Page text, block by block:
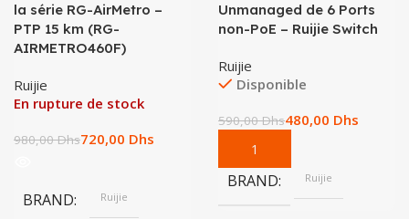
la série RG-AirMetro –
PTP 15 km (RG-
AIRMETRO460F)
Ruijie
En rupture de stock
980,00Dhs720,00 Dhs
BRAND Ruijie
Unmanaged de 6 Ports
non-PoE – Ruijie Switch
Ruijie
Disponible
590,00Dhs480,00 Dhs
BRAND Ruijie